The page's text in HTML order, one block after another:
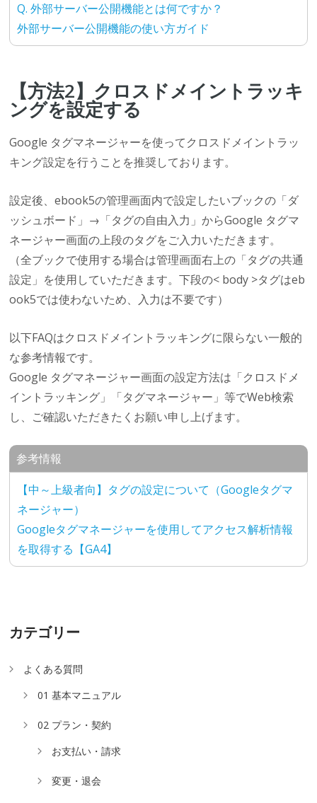
Q. 外部サーバー公開機能とは何ですか？
外部サーバー公開機能の使い方ガイド
【方法2】クロスドメイントラッキ
ングを設定する
Google タグマネージャーを使ってクロスドメイントラッ
キング設定を行うことを推奨しております。
設定後、ebook5の管理画面内で設定したいブックの「ダ
ッシュボード」→「タグの自由入力」からGoogle タグマ
ネージャー画面の上段のタグをご入力いただきます。
（全ブックで使用する場合は管理画面右上の「タグの共通
設定」を使用していただきます。下段の< body >タグはeb
ook5では使わないため、入力は不要です）
以下FAQはクロスドメイントラッキングに限らない一般的
な参考情報です。
Google タグマネージャー画面の設定方法は「クロスドメ
イントラッキング」「タグマネージャー」等でWeb検索
し、ご確認いただきたくお願い申し上げます。
参考情報
【中～上級者向】タグの設定について（Googleタグマ
ネージャー）
Googleタグマネージャーを使用してアクセス解析情報
を取得する【GA4】
カテゴリー
よくある質問
01 基本マニュアル
02 プラン・契約
お支払い・請求
変更・退会